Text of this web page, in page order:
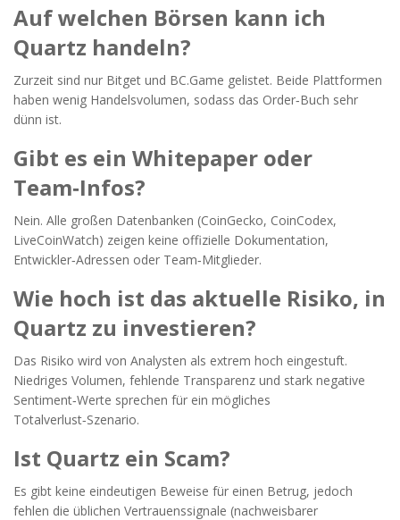
Auf welchen Börsen kann ich
Quartz handeln?
Zurzeit sind nur Bitget und BC.Game gelistet. Beide Plattformen
haben wenig Handelsvolumen, sodass das Order‑Buch sehr
dünn ist.
Gibt es ein Whitepaper oder
Team‑Infos?
Nein. Alle großen Datenbanken (CoinGecko, CoinCodex,
LiveCoinWatch) zeigen keine offizielle Dokumentation,
Entwickler‑Adressen oder Team‑Mitglieder.
Wie hoch ist das aktuelle Risiko, in
Quartz zu investieren?
Das Risiko wird von Analysten als extrem hoch eingestuft.
Niedriges Volumen, fehlende Transparenz und stark negative
Sentiment‑Werte sprechen für ein mögliches
Totalverlust‑Szenario.
Ist Quartz ein Scam?
Es gibt keine eindeutigen Beweise für einen Betrug, jedoch
fehlen die üblichen Vertrauenssignale (nachweisbarer